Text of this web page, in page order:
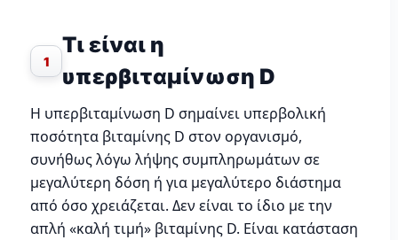
1
Τι είναι η
υπερβιταμίνωση D
Η υπερβιταμίνωση D σημαίνει υπερβολική
ποσότητα βιταμίνης D στον οργανισμό,
συνήθως λόγω λήψης συμπληρωμάτων σε
μεγαλύτερη δόση ή για μεγαλύτερο διάστημα
από όσο χρειάζεται. Δεν είναι το ίδιο με την
απλή «καλή τιμή» βιταμίνης D. Είναι κατάσταση